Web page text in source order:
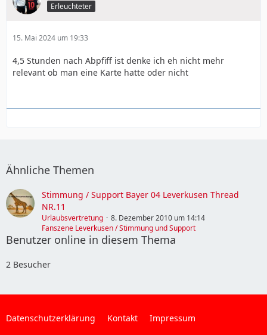
Erleuchteter
15. Mai 2024 um 19:33
4,5 Stunden nach Abpfiff ist denke ich eh nicht mehr
relevant ob man eine Karte hatte oder nicht
Ähnliche Themen
Stimmung / Support Bayer 04 Leverkusen Thread
NR.11
Urlaubsvertretung
8. Dezember 2010 um 14:14
Fanszene Leverkusen / Stimmung und Support
Benutzer online in diesem Thema
2 Besucher
Datenschutzerklärung Kontakt Impressum